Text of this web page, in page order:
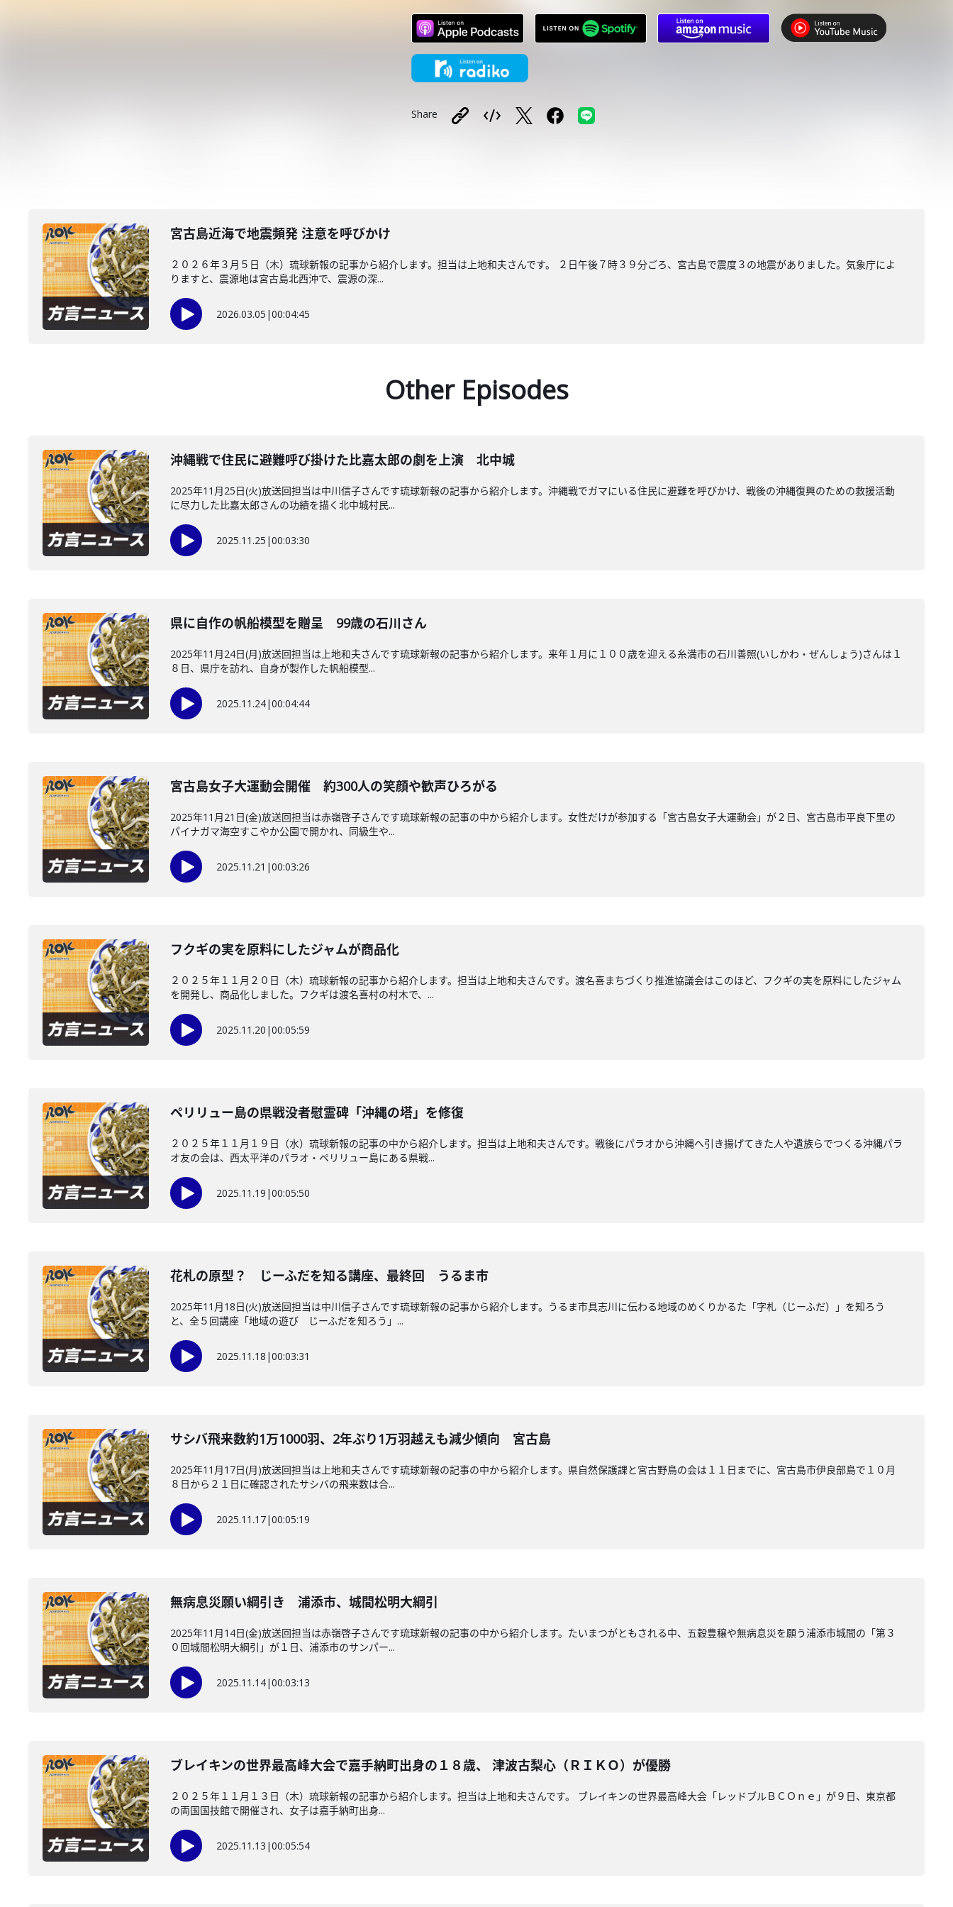
Share
宮古島近海で地震頻発 注意を呼びかけ
２０２６年３月５日（木）琉球新報の記事から紹介します。担当は上地和夫さんです。 ２日午後７時３９分ごろ、宮古島で震度３の地震がありました。気象庁によ
りますと、震源地は宮古島北西沖で、震源の深...
2026.03.05 |00:04:45
Other Episodes
沖縄戦で住民に避難呼び掛けた比嘉太郎の劇を上演 北中城
2025年11月25日(火)放送回担当は中川信子さんです琉球新報の記事から紹介します。沖縄戦でガマにいる住民に避難を呼びかけ、戦後の沖縄復興のための救援活動
に尽力した比嘉太郎さんの功績を描く北中城村民...
2025.11.25 |00:03:30
県に自作の帆船模型を贈呈 99歳の石川さん
2025年11月24日(月)放送回担当は上地和夫さんです琉球新報の記事から紹介します。来年１月に１００歳を迎える糸満市の石川善照(いしかわ・ぜんしょう)さんは１
８日、県庁を訪れ、自身が製作した帆船模型...
2025.11.24|00:04:44
宮古島女子大運動会開催 約300人の笑顔や歓声ひろがる
2025年11月21日(金)放送回担当は赤嶺啓子さんです琉球新報の記事の中から紹介します。女性だけが参加する「宮古島女子大運動会」が２日、宮古島市平良下里の
パイナガマ海空すこやか公園で開かれ、同級生や...
2025.11.21 |00:03:26
フクギの実を原料にしたジャムが商品化
２０２５年１１月２０日（木）琉球新報の記事から紹介します。担当は上地和夫さんです。渡名喜まちづくり推進協議会はこのほど、フクギの実を原料にしたジャム
を開発し、商品化しました。フクギは渡名喜村の村木で、...
2025.11.20 |00:05:59
ペリリュー島の県戦没者慰霊碑「沖縄の塔」を修復
２０２５年１１月１９日（水）琉球新報の記事の中から紹介します。担当は上地和夫さんです。戦後にパラオから沖縄へ引き揚げてきた人や遺族らでつくる沖縄パラ
オ友の会は、西太平洋のパラオ・ペリリュー島にある県戦...
2025.11.19 |00:05:50
花札の原型？ じーふだを知る講座、最終回 うるま市
2025年11月18日(火)放送回担当は中川信子さんです琉球新報の記事から紹介します。うるま市具志川に伝わる地域のめくりかるた「字札（じーふだ）」を知ろう
と、全５回講座「地域の遊び じーふだを知ろう」...
2025.11.18 |00:03:31
サシバ飛来数約1万1000羽、2年ぶり1万羽越えも減少傾向 宮古島
2025年11月17日(月)放送回担当は上地和夫さんです琉球新報の記事の中から紹介します。県自然保護課と宮古野鳥の会は１１日までに、宮古島市伊良部島で１０月
８日から２１日に確認されたサシバの飛来数は合...
2025.11.17|00:05:19
無病息災願い綱引き 浦添市、城間松明大綱引
2025年11月14日(金)放送回担当は赤嶺啓子さんです琉球新報の記事の中から紹介します。たいまつがともされる中、五穀豊穣や無病息災を願う浦添市城間の「第３
０回城間松明大綱引」が１日、浦添市のサンパー...
2025.11.14|00:03:13
ブレイキンの世界最高峰大会で嘉手納町出身の１８歳、 津波古梨心（ＲＩＫＯ）が優勝
２０２５年１１月１３日（木）琉球新報の記事から紹介します。担当は上地和夫さんです。 ブレイキンの世界最高峰大会「レッドブルＢＣＯｎｅ」が９日、東京都
の両国国技館で開催され、女子は嘉手納町出身...
2025.11.13 |00:05:54